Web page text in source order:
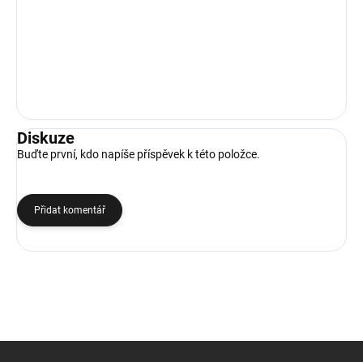
Diskuze
Buďte první, kdo napíše příspěvek k této položce.
Přidat komentář